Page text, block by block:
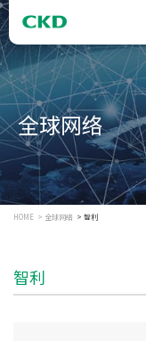
全球网络
HOME 全球网络 智利
智利